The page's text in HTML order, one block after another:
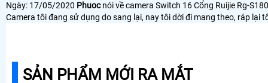
Ngày: 17/05/2020 Phuocnói về camera Switch 16 Cổng Ruijie Rg-
Camera tôi đang sử dụng do sang lại, nay tôi dời đi mang theo, ráp lại
SẢN PHẨM MỚI RA MẮT